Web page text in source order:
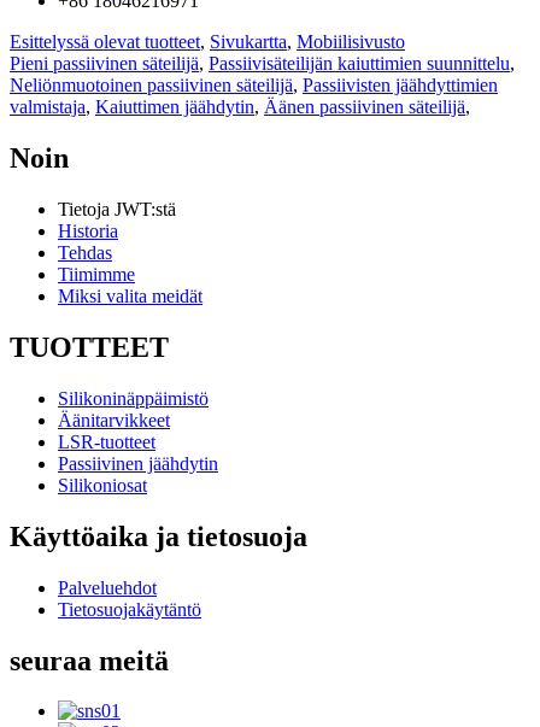
Esittelyssä olevat tuotteet, Sivukartta, Mobiilisivusto
Pieni passiivinen säteilijä, Passiivisäteilijän kaiuttimien suunnittelu,
Neliönmuotoinen passiivinen säteilijä, Passiivisten jäähdyttimien
valmistaja, Kaiuttimen jäähdytin, Äänen passiivinen säteilijä,
Noin
Tietoja JWT:stä
Historia
Tehdas
Tiimimme
Miksi valita meidät
TUOTTEET
Silikoninäppäimistö
Äänitarvikkeet
LSR-tuotteet
Passiivinen jäähdytin
Silikoniosat
Käyttöaika ja tietosuoja
Palveluehdot
Tietosuojakäytäntö
seuraa meitä